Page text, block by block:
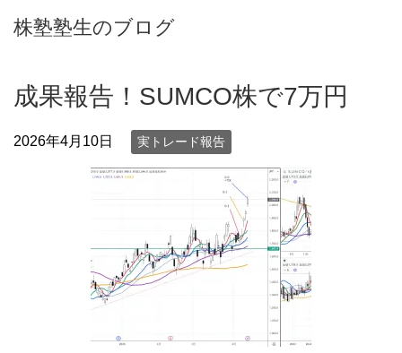
株塾塾生のブログ
成果報告！SUMCO株で7万円
2026年4月10日 実トレード報告